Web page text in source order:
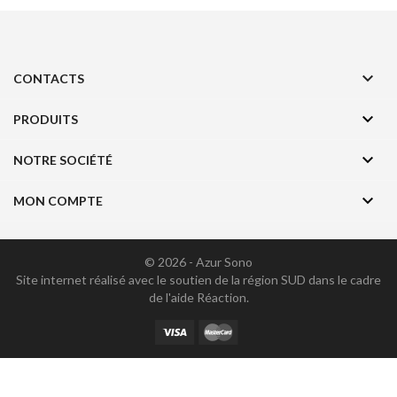
CONTACTS 
PRODUITS 
NOTRE SOCIÉTÉ 
MON COMPTE 
© 2026 - Azur Sono
Site internet réalisé avec le soutien de la région SUD dans le cadre
de l'aide Réaction.